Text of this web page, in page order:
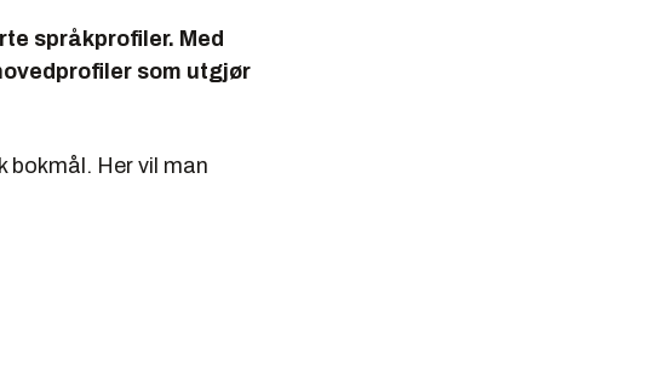
språkprofiler. Med
som utgjør
bokmål. Her vil man